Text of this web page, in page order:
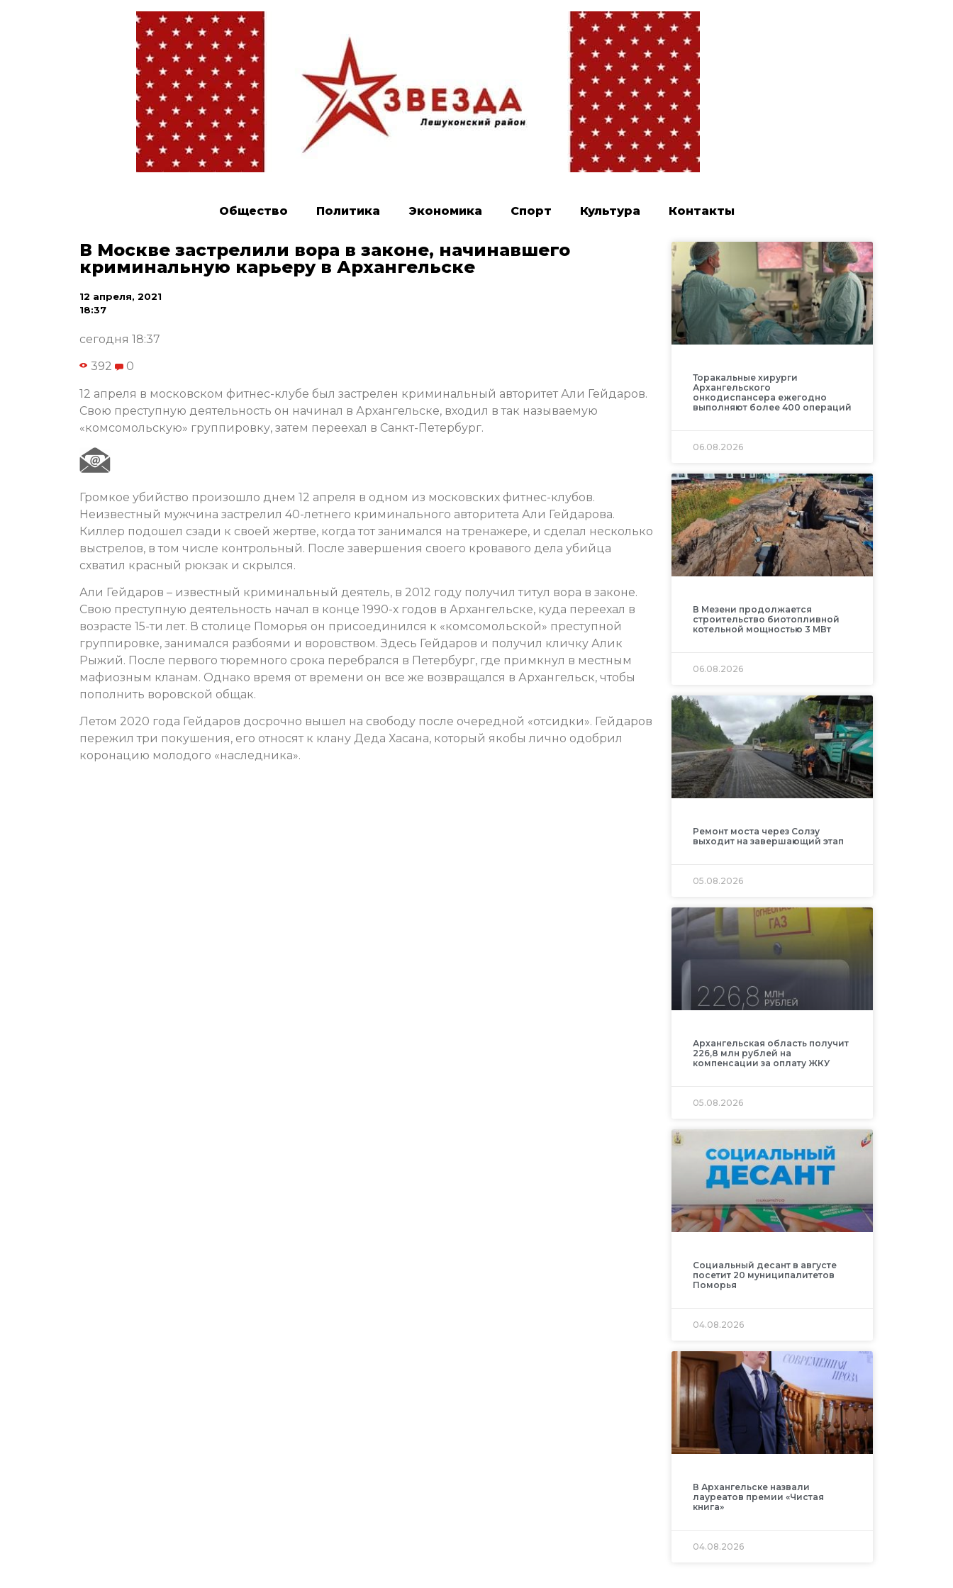
Общество Политика Экономика Спорт Культура Контакты
В Москве застрелили вора в законе, начинавшего
криминальную карьеру в Архангельске
12 апреля, 2021
18:37
сегодня 18:37
392 0
12 апреля в московском фитнес-клубе был застрелен криминальный авторитет Али Гейдаров.
Свою преступную деятельность он начинал в Архангельске, входил в так называемую
«комсомольскую» группировку, затем переехал в Санкт-Петербург.
Громкое убийство произошло днем 12 апреля в одном из московских фитнес-клубов.
Неизвестный мужчина застрелил 40-летнего криминального авторитета Али Гейдарова.
Киллер подошел сзади к своей жертве, когда тот занимался на тренажере, и сделал несколько
выстрелов, в том числе контрольный. После завершения своего кровавого дела убийца
схватил красный рюкзак и скрылся.
Али Гейдаров – известный криминальный деятель, в 2012 году получил титул вора в законе.
Свою преступную деятельность начал в конце 1990-х годов в Архангельске, куда переехал в
возрасте 15-ти лет. В столице Поморья он присоединился к «комсомольской» преступной
группировке, занимался разбоями и воровством. Здесь Гейдаров и получил кличку Алик
Рыжий. После первого тюремного срока перебрался в Петербург, где примкнул в местным
мафиозным кланам. Однако время от времени он все же возвращался в Архангельск, чтобы
пополнить воровской общак.
Летом 2020 года Гейдаров досрочно вышел на свободу после очередной «отсидки». Гейдаров
пережил три покушения, его относят к клану Деда Хасана, который якобы лично одобрил
коронацию молодого «наследника».
Торакальные хирурги
Архангельского
онкодиспансера ежегодно
выполняют более 400 операций
06.08.2026
В Мезени продолжается
строительство биотопливной
котельной мощностью 3 МВт
06.08.2026
Ремонт моста через Солзу
выходит на завершающий этап
05.08.2026
Архангельская область получит
226,8 млн рублей на
компенсации за оплату ЖКУ
05.08.2026
Социальный десант в августе
посетит 20 муниципалитетов
Поморья
04.08.2026
В Архангельске назвали
лауреатов премии «Чистая
книга»
04.08.2026